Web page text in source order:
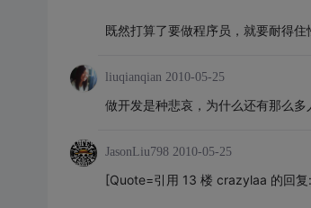
既然打算了要做程序员，就要耐得住
liuqianqian 2010-05-25
做开发是种悲哀，为什么还有那么多
JasonLiu798 2010-05-25
[Quote=引用 13 楼 crazylaa 的回复